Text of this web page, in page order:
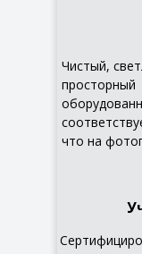
Чистый,
просторный
что на